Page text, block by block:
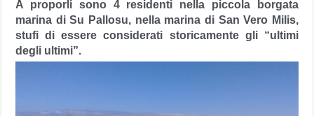
A proporli sono 4 residenti nella piccola borgata
marina di Su Pallosu, nella marina di San Vero Milis,
stufi di essere considerati storicamente gli “ultimi
degli ultimi”.